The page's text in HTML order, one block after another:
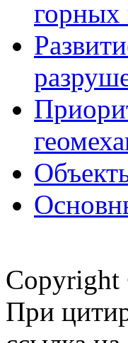
горных
Copyright
При